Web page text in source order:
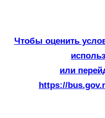
Чтобы оценить
или
https://